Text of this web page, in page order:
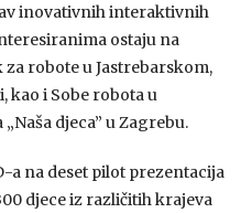
inovativnih interaktivnih
ostaju na
robote u Jastrebarskom,
kao i Sobe robota u
djeca” u Zagrebu.
a na deset pilot prezentacija
djece iz različitih krajeva